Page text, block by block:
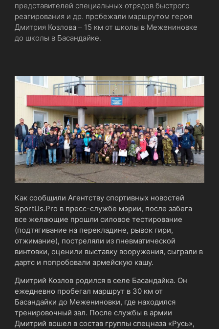
представителей специальных отрядов быстрого
реагирования и др. пробежали маршрутом героя
Дмитрия Козлова – 15 км от школы в Межениновке
до школы в Басандайке.
Как сообщили Агентству спортивных новостей
SportUs.Pro в пресс-службе мэрии, после забега
все желающие прошли силовое тестирование
(подтягивание на перекладине, рывок гири,
отжимание), постреляли из пневматической
винтовки, оценили выставку вооружения, сыграли в
дартс и попробовали армейскую кашу.
Дмитрий Козлов родился в селе Басандайка. Он
ежедневно пробегал маршрут в 30 км от
Басандайки до Межениновки, где находился
тренировочный зал. После службы в армии
Дмитрий вошел в состав группы спецназа «Русь»,